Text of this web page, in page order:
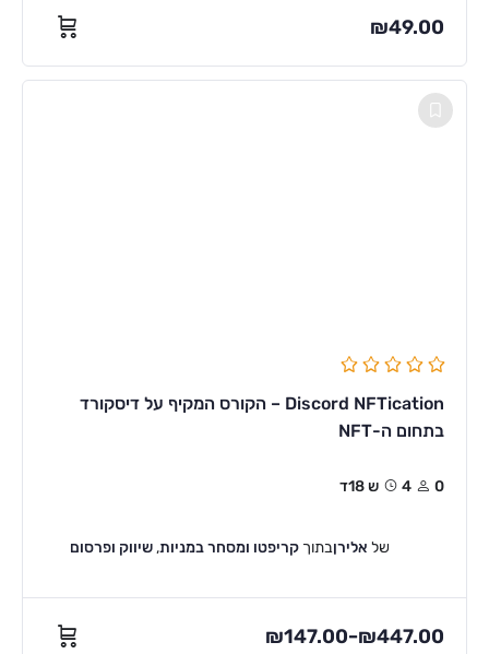
₪49.00
Discord NFTication – הקורס המקיף על דיסקורד
בתחום ה-NFT
0 4ש 18ד
של אלירןבתוך קריפטו ומסחר במניות, שיווק ופרסום
₪147.00–₪447.00